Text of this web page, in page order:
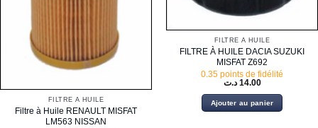
FILTRE À HUILE
Filtre à Huile RENAULT MISFAT
LM563 NISSAN
FILTRE À HUILE
FILTRE À HUILE DACIA SUZUKI
MISFAT Z692
0.35 points de fidélité
14.00 د.ت
Ajouter au panier